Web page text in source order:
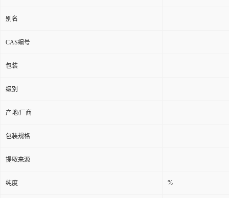
别名
CAS编号
包装
级别
产地/厂商
包装规格
提取来源
纯度 %